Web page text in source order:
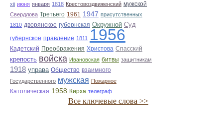
xii июня января 1818 Крестовоздвиженский мужской
Свердлова Третьего 1961 1947 присутственных
1810 дворянское губернская Окружной Суд
губернское правление 1811 1956
Кадетский Преображения Христова Спасский
крепость войска Ивановская битвы защитникам
1918 управа Общество взаимного
Государственного мужская Пожарное
Католическая 1958 Кирха телеграф
Все ключевые слова >>